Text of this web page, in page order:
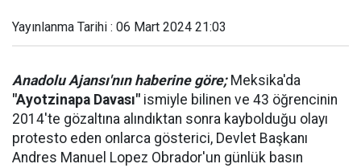
Yayınlanma Tarihi : 06 Mart 2024 21:03
Anadolu Ajansı'nın haberine göre;Meksika'da
"Ayotzinapa Davası" ismiyle bilinen ve 43 öğrencinin
2014'te gözaltına alındıktan sonra kaybolduğu olayı
protesto eden onlarca gösterici, Devlet Başkanı
Andres Manuel Lopez Obrador'un günlük basın